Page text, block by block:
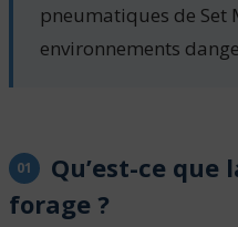
pneumatiques de
environnements
01
Qu’est-ce
forage ?